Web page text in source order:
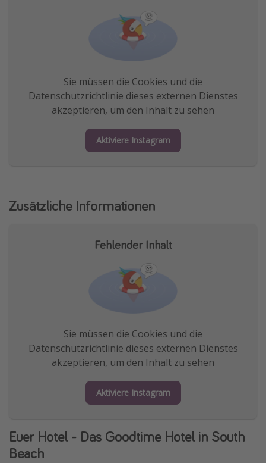
Sie müssen die Cookies und die
Datenschutzrichtlinie dieses externen Dienstes
akzeptieren, um den Inhalt zu sehen
Aktiviere Instagram
Zusätzliche Informationen
Fehlender Inhalt
Sie müssen die Cookies und die
Datenschutzrichtlinie dieses externen Dienstes
akzeptieren, um den Inhalt zu sehen
Aktiviere Instagram
Euer Hotel - Das Goodtime Hotel in South
Beach